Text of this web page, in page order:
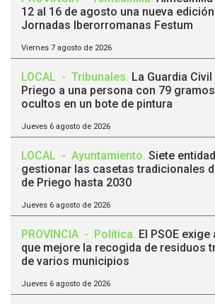
12 al 16 de agosto una nueva
Jornadas Iberorromanas Festum
Viernes 7 agosto de 2026
LOCAL - Tribunales. La Guardia
Priego a una persona con 79
ocultos en un bote de pintura
Jueves 6 agosto de 2026
LOCAL - Ayuntamiento. Siete
gestionar las casetas tradicionales
de Priego hasta 2030
Jueves 6 agosto de 2026
PROVINCIA - Política. El PSOE
que mejore la recogida de residuos
de varios municipios
Jueves 6 agosto de 2026